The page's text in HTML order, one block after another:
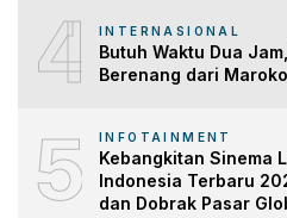
4 INTERNASIONAL
Butuh Waktu Dua
Berenang dari
5 INFOTAINMENT
Kebangkitan Sinema
Indonesia Terbaru
dan Dobrak Pasar